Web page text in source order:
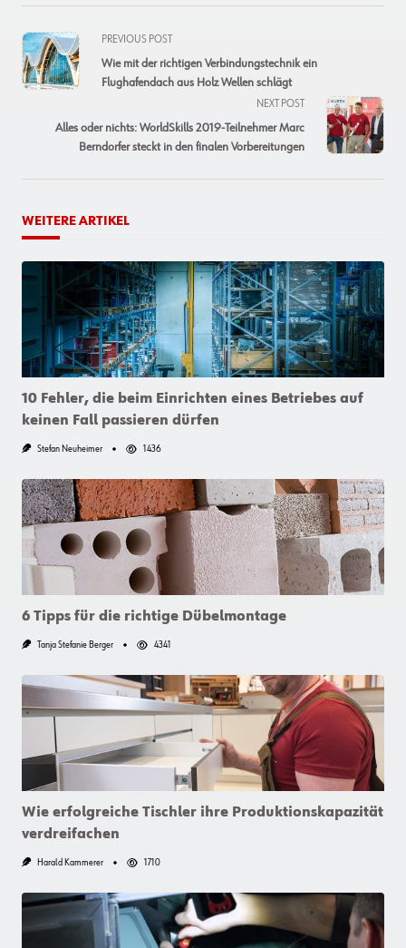
<span
class="nav-
subtitle
reader-
text">Page</span>
PREVIOUS POST
Wie mit der richtigen Verbindungstechnik ein
Flughafendach aus Holz Wellen schlägt
NEXT POST
Alles oder nichts: WorldSkills 2019-Teilnehmer Marc
Berndorfer steckt in den finalen Vorbereitungen
WEITERE ARTIKEL
10 Fehler, die beim Einrichten eines Betriebes auf
keinen Fall passieren dürfen
Stefan Neuheimer 1436
6 Tipps für die richtige Dübelmontage
Tanja Stefanie Berger 4341
Wie erfolgreiche Tischler ihre Produktionskapazität
verdreifachen
Harald Kammerer 1710